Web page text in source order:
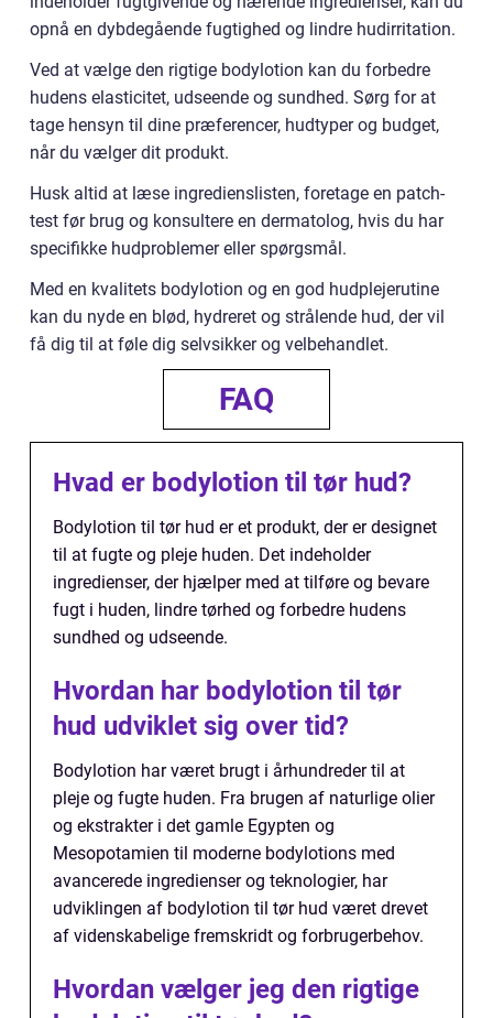
opnå en dybdegående fugtighed og lindre hudirritation.
Ved at vælge den rigtige bodylotion kan du forbedre
hudens elasticitet, udseende og sundhed. Sørg for at
tage hensyn til dine præferencer, hudtyper og budget,
når du vælger dit produkt.
Husk altid at læse ingredienslisten, foretage en patch-
test før brug og konsultere en dermatolog, hvis du har
specifikke hudproblemer eller spørgsmål.
Med en kvalitets bodylotion og en god hudplejerutine
kan du nyde en blød, hydreret og strålende hud, der vil
få dig til at føle dig selvsikker og velbehandlet.
FAQ
Hvad er bodylotion til tør hud?
Bodylotion til tør hud er et produkt, der er designet
til at fugte og pleje huden. Det indeholder
ingredienser, der hjælper med at tilføre og bevare
fugt i huden, lindre tørhed og forbedre hudens
sundhed og udseende.
Hvordan har bodylotion til tør
hud udviklet sig over tid?
Bodylotion har været brugt i århundreder til at
pleje og fugte huden. Fra brugen af naturlige olier
og ekstrakter i det gamle Egypten og
Mesopotamien til moderne bodylotions med
avancerede ingredienser og teknologier, har
udviklingen af bodylotion til tør hud været drevet
af videnskabelige fremskridt og forbrugerbehov.
Hvordan vælger jeg den rigtige